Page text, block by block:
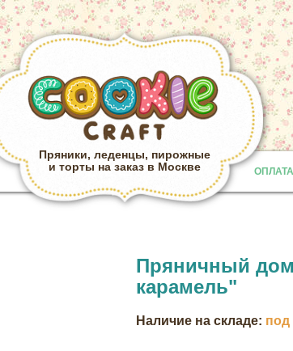
Пряники, леденцы, пирожные
и торты на заказ в Москве
Пряничный
карамель"
Наличие на складе: под